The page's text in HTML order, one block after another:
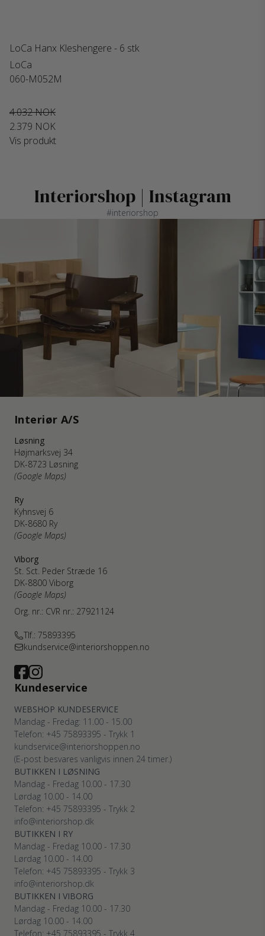
LoCa Hanx Kleshengere - 6 stk
LoCa
060-M052M
4.032 NOK
2.379 NOK
Vis produkt
Interiorshop | Instagram
#interiorshop
Interiør A/S
Løsning
Højmarksvej 34
DK-8723 Løsning
(Google Maps)
Ry
Kyhnsvej 6
DK-8680 Ry
(Google Maps)
Viborg
St. Sct. Peder Stræde 16
DK-8800 Viborg
(Google Maps)
Org. nr.: CVR nr.: 27921124
Tlf.: 75893395
kundservice@interiorshoppen.no
Kundeservice
WEBSHOP KUNDESERVICE
Mandag - Fredag: 11.00 - 15.00
Telefon: +45 75893395 - Trykk 1
kundservice@interiorshoppen.no
(E-post besvares vanligvis innen 24 timer.)
BUTIKKEN I LØSNING
Mandag - Fredag 10.00 - 17.30
Lørdag 10.00 - 14.00
Telefon: +45 75893395 - Trykk 2
info@interiorshop.dk
BUTIKKEN I RY
Mandag - Fredag 10.00 - 17.30
Lørdag 10.00 - 14.00
Telefon: +45 75893395 - Trykk 3
info@interiorshop.dk
BUTIKKEN I VIBORG
Mandag - Fredag 10.00 - 17.30
Lørdag 10.00 - 14.00
Telefon: +45 75893395 - Trykk 4